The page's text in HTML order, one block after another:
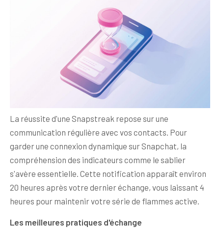
La réussite d'une Snapstreak repose sur une
communication régulière avec vos contacts. Pour
garder une connexion dynamique sur Snapchat, la
compréhension des indicateurs comme le sablier
s'avère essentielle. Cette notification apparaît environ
20 heures après votre dernier échange, vous laissant 4
heures pour maintenir votre série de flammes active.
Les meilleures pratiques d'échange